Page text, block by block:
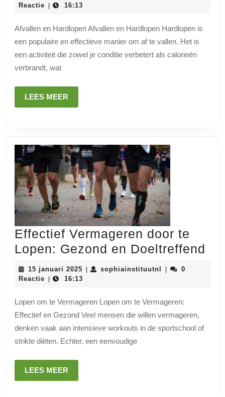
hardlopen
januari
Reactie
| 16:13
Afvallen en Hardlopen Afvallen en Hardlopen Hardlopen is
een populaire en effectieve manier om af te vallen. Het is
een activiteit die zowel je conditie verbetert als calorieën
verbrandt, wat
LEES MEER
MEER
Effectief Vermageren door te
Lopen: Gezond en Doeltreffend
15 januari 2025 15
januari
| sophiainstituutnl sophiainstituutnl
|
0
Reactie
| 16:13
Lopen om te Vermageren Lopen om te Vermageren:
Effectief en Gezond Veel mensen die willen vermageren,
denken vaak aan intensieve workouts in de sportschool of
strikte diëten. Echter, een eenvoudige
LEES MEER
MEER